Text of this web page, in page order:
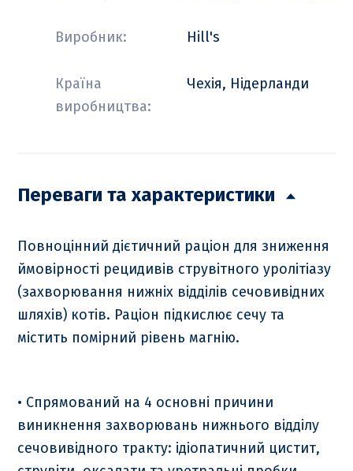
Виробник: Hill's
Країна
виробництва:
Чехія, Нідерланди
Переваги та характеристики
Повноцінний дієтичний раціон для зниження
ймовірності рецидивів струвітного уролітіазу
(захворювання нижніх відділів сечовивідних
шляхів) котів. Раціон підкислює сечу та
містить помірний рівень магнію.
• Спрямований на 4 основні причини
виникнення захворювань нижнього відділу
сечовивідного тракту: ідіопатичний цистит,